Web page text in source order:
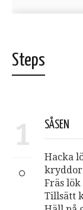
Steps
1 SÅSEN
Hacka
kryddor
Fräs
Tillsätt